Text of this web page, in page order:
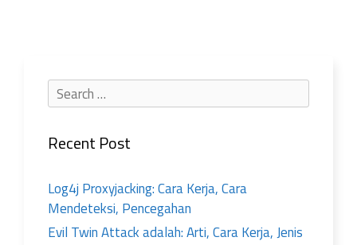
Recent Post
Log4j Proxyjacking: Cara Kerja, Cara
Mendeteksi, Pencegahan
Evil Twin Attack adalah: Arti, Cara Kerja, Jenis